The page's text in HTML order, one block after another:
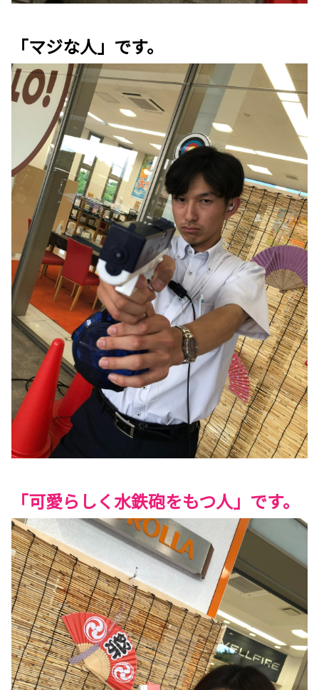
「マジな人」です。
「可愛らしく水鉄砲をもつ人」です。